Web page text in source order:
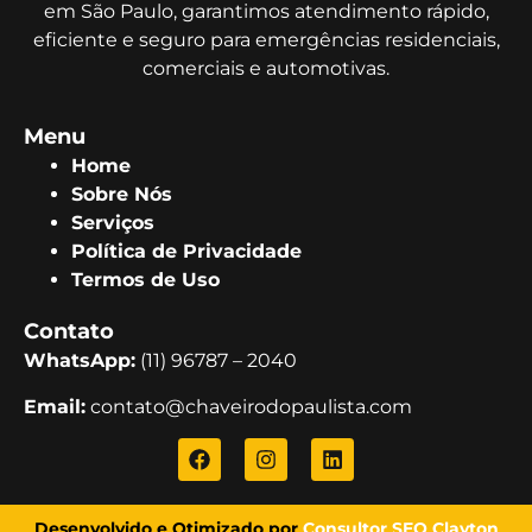
em São Paulo, garantimos atendimento rápido,
eficiente e seguro para emergências residenciais,
comerciais e automotivas.
Menu
Home
Sobre Nós
Serviços
Política de Privacidade
Termos de Uso
Contato
WhatsApp: (11) 96787 – 2040
Email: contato@chaveirodopaulista.com